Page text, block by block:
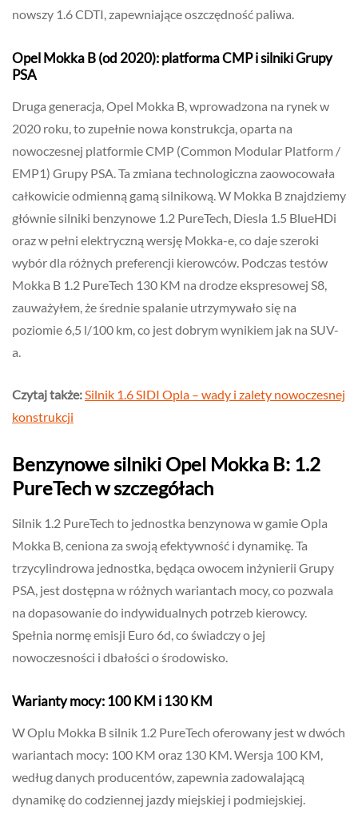
nowszy 1.6 CDTI, zapewniające oszczędność paliwa.
Opel Mokka B (od 2020): platforma CMP i silniki Grupy
PSA
Druga generacja, Opel Mokka B, wprowadzona na rynek w
2020 roku, to zupełnie nowa konstrukcja, oparta na
nowoczesnej platformie CMP (Common Modular Platform /
EMP1) Grupy PSA. Ta zmiana technologiczna zaowocowała
całkowicie odmienną gamą silnikową. W Mokka B znajdziemy
głównie silniki benzynowe 1.2 PureTech, Diesla 1.5 BlueHDi
oraz w pełni elektryczną wersję Mokka-e, co daje szeroki
wybór dla różnych preferencji kierowców. Podczas testów
Mokka B 1.2 PureTech 130 KM na drodze ekspresowej S8,
zauważyłem, że średnie spalanie utrzymywało się na
poziomie 6,5 l/100 km, co jest dobrym wynikiem jak na SUV-
a.
Czytaj także: Silnik 1.6 SIDI Opla – wady i zalety nowoczesnej
konstrukcji
Benzynowe silniki Opel Mokka B: 1.2
PureTech w szczegółach
Silnik 1.2 PureTech to jednostka benzynowa w gamie Opla
Mokka B, ceniona za swoją efektywność i dynamikę. Ta
trzycylindrowa jednostka, będąca owocem inżynierii Grupy
PSA, jest dostępna w różnych wariantach mocy, co pozwala
na dopasowanie do indywidualnych potrzeb kierowcy.
Spełnia normę emisji Euro 6d, co świadczy o jej
nowoczesności i dbałości o środowisko.
Warianty mocy: 100 KM i 130 KM
W Oplu Mokka B silnik 1.2 PureTech oferowany jest w dwóch
wariantach mocy: 100 KM oraz 130 KM. Wersja 100 KM,
według danych producentów, zapewnia zadowalającą
dynamikę do codziennej jazdy miejskiej i podmiejskiej.